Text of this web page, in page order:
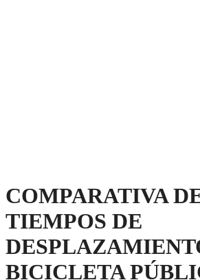
COMPARATIVA
TIEMPOS DE
BICICLETA